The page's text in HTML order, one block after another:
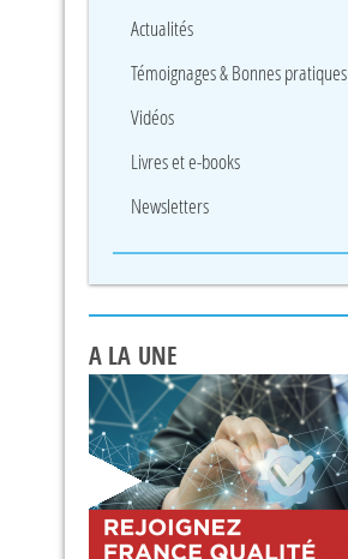
Actualités
Témoignages & Bonnes pratiques
Vidéos
Livres et e-books
Newsletters
A LA UNE